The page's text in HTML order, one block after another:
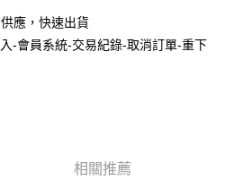
供之「AFTEE先享後付」服務完成之交
人資料，並將交易相關給付款項請求債
以下網址：
將依據個別帳號之用戶狀況，依本公司即
上)免運費
上)免運費
應，快速出貨
-會員系統-交易紀錄-取消訂單-重下
相關推薦